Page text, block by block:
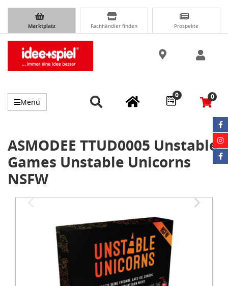
Marktplatz Fachhändler finden Prospekte
Menü
0 0
ASMODEE TTUD0005 Unstable
Games Unstable Unicorns
NSFW